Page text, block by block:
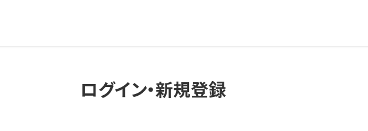
ログイン・新規登録